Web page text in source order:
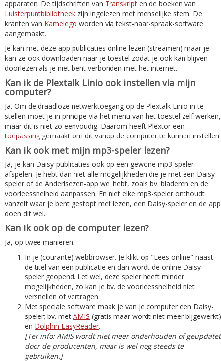
apparaten. De tijdschriften van Transkript en de boeken van
Luisterpuntbibliotheek zijn ingelezen met menselijke stem. De
kranten van Kamelego worden via tekst-naar-spraak-software
aangemaakt.
Je kan met deze app publicaties online lezen (streamen) maar je
kan ze ook downloaden naar je toestel zodat je ook kan blijven
doorlezen als je niet bent verbonden met het internet.
Kan ik de Plextalk Linio ook instellen via mijn
computer?
Ja. Om de draadloze netwerktoegang op de Plextalk Linio in te
stellen moet je in principe via het menu van het toestel zelf werken,
maar dit is niet zo eenvoudig. Daarom heeft Plextor een
toepassing gemaakt om dit vanop de computer te kunnen instellen
Kan ik ook met mijn mp3-speler lezen?
Ja, je kan Daisy-publicaties ook op een gewone mp3-speler
afspelen. Je hebt dan niet alle mogelijkheden die je met een Daisy-
speler of de Anderlsezen-app wel hebt, zoals bv. bladeren en de
voorleessnelheid aanpassen. En niet elke mp3-speler onthoudt
vanzelf waar je bent gestopt met lezen, een Daisy-speler en de app
doen dit wel.
Kan ik ook op de computer lezen?
Ja, op twee manieren:
In je (courante) webbrowser. Je klikt op "Lees online" naast
de titel van een publicatie en dan wordt de online Daisy-
speler geopend. Let wel, deze speler heeft minder
mogelijkheden, zo kan je bv. de voorleessnelheid niet
versnellen of vertragen.
Met speciale software maak je van je computer een Daisy-
speler; bv. met AMIS (gratis maar wordt niet meer bijgewerkt)
en Dolphin EasyReader.
[Ter info: AMIS wordt niet meer onderhouden of geüpdatet
door de producenten, maar is wel nog steeds te
gebruiken.]